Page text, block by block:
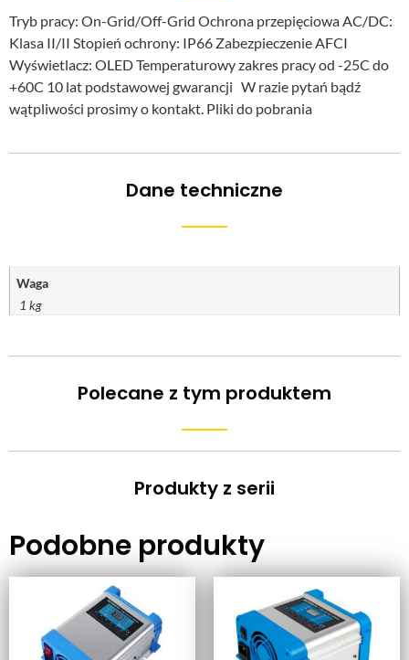
Tryb pracy: On-Grid/Off-Grid Ochrona przepięciowa AC/DC:
Klasa II/II Stopień ochrony: IP66 Zabezpieczenie AFCI
Wyświetlacz: OLED Temperaturowy zakres pracy od -25C do
+60C 10 lat podstawowej gwarancji W razie pytań bądź
wątpliwości prosimy o kontakt. Pliki do pobrania
Dane techniczne
Waga
1 kg
Polecane z tym produktem
Produkty z serii
Podobne produkty